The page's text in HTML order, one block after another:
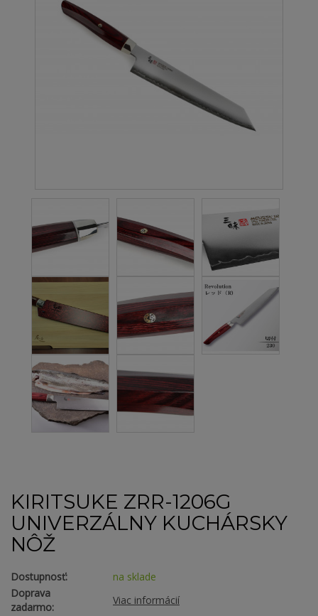
KIRITSUKE ZRR-1206G
UNIVERZÁLNY KUCHÁRSKY
NÔŽ
Dostupnosť:
na sklade
Doprava
zadarmo:
Viac informácií